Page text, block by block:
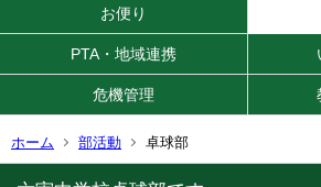
お便り
PTA・地域連携
危機管理
ホーム 部活動 卓球部